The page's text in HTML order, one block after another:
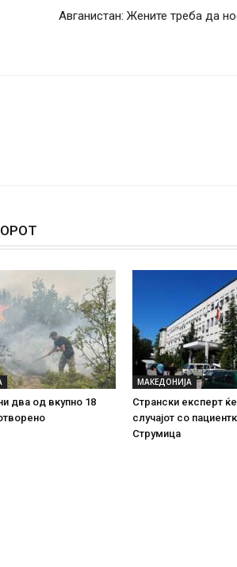
Авганистан: Жените треба да
два од вкупно 18
МАКЕДОНИЈА
Странски експерт
случајот со
Струмица